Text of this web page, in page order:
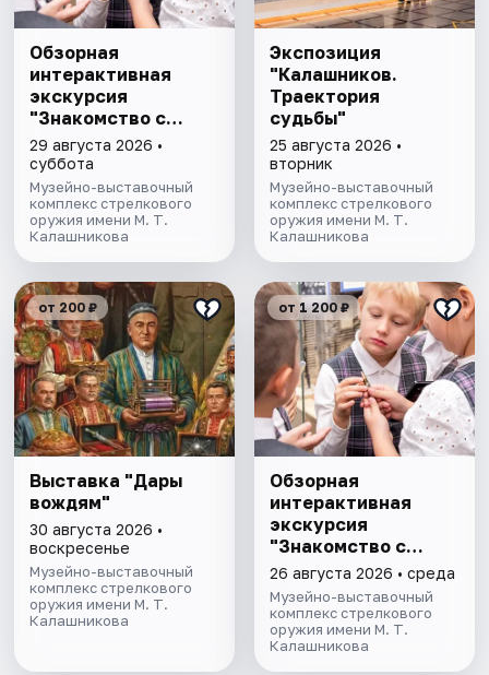
Обзорная
интерактивная
экскурсия
"Знакомство с
музеем"
29 августа 2026 •
суббота
Музейно-выставочный
комплекс стрелкового
оружия имени М. Т.
Калашникова
Экспозиция
"Калашников.
Траектория
судьбы"
25 августа 2026 •
вторник
Музейно-выставочный
комплекс стрелкового
оружия имени М. Т.
Калашникова
от 200 ₽
Выставка "Дары
вождям"
30 августа 2026 •
воскресенье
Музейно-выставочный
комплекс стрелкового
оружия имени М. Т.
Калашникова
от 1 200 ₽
Обзорная
интерактивная
экскурсия
"Знакомство с
музеем"
26 августа 2026 • среда
Музейно-выставочный
комплекс стрелкового
оружия имени М. Т.
Калашникова